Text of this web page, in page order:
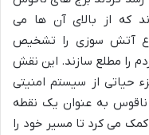
که از بالای آن ها می
آتش سوزی را تشخیص
را مطلع سازند. این نقش
حیاتی از سیستم امنیتی
ناقوس به عنوان یک نقطه
می کرد تا مسیر خود را